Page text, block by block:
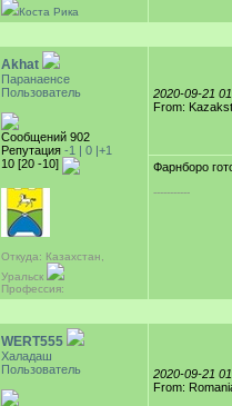
Коста Рика
Akhat
Паранаенсе
Пользователь
Сообщений 902
Репутация -1 | 0 |+1
10 [20 -10]
Откуда: Казахстан,
Уральск
Профессия:
2020-09-21
From:
Фарнборо
-----------
WERT555
Халадаш
Пользователь
2020-09-21
From: